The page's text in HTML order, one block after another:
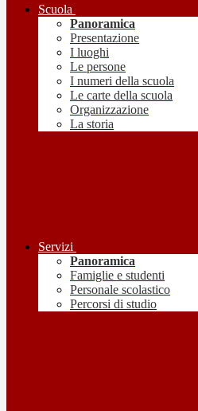
Scuola
Panoramica
Presentazione
I luoghi
Le persone
I numeri della scuola
Le carte della scuola
Organizzazione
La storia
Servizi
Panoramica
Famiglie e studenti
Personale scolastico
Percorsi di studio